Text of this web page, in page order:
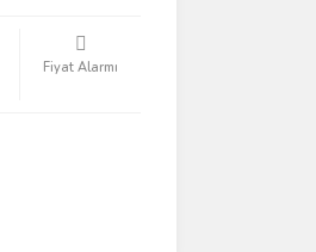
Fiyat Alarmı